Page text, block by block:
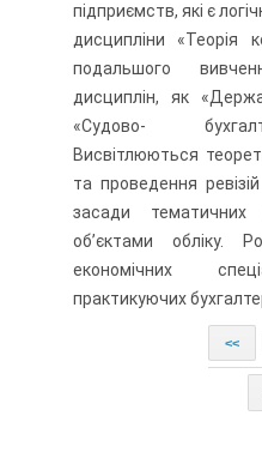
підприємств, які є
дисципліни «Теорія
подальшого
дисциплін, як
«Судово-
Висвітлюються
та проведення
засади
об’єктами обліку.
економічних
практикуючих
<<